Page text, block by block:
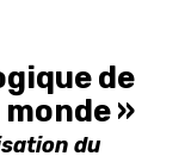
de
»
du